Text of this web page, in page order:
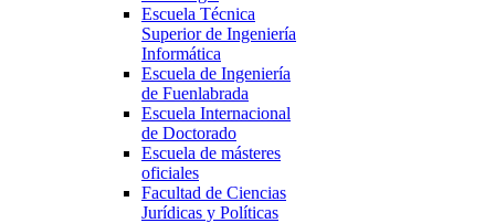
Escuela Técnica
Superior de Ingeniería
Informática
Escuela de Ingeniería
de Fuenlabrada
Escuela Internacional
de Doctorado
Escuela de másteres
oficiales
Facultad de Ciencias
Jurídicas y Políticas